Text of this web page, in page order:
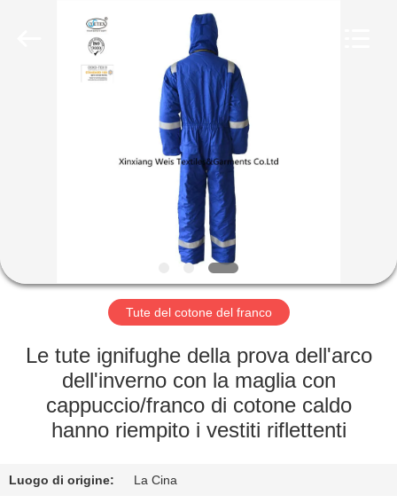
GIRO
FABBRICA
CONTROLLO
Tute del cotone del franco
Le tute ignifughe della prova dell'arco
dell'inverno con la maglia con
cappuccio/franco di cotone caldo
hanno riempito i vestiti riflettenti
Luogo di origine: La Cina